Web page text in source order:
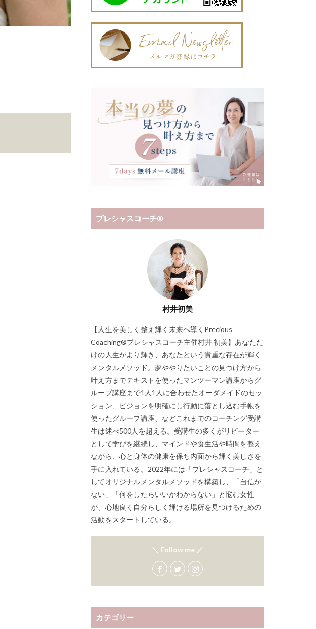
プレシャスコーチ®
村井初美
【人生を美しく整え輝く未来へ導くPrecious
Coaching®プレシャスコーチ主催村井 初美】あなただ
けの人生がより輝き、あなたという貴重な存在が輝く
メンタルメソッド。夢ややりたいことの見つけ方から
叶え方までテキストを使ったマンツーマン講座からグ
ループ講座まで1人1人に合わせたオーダメイドのセッ
ション、ビジョンを明確にし行動に落とし込む手帳を
使ったグループ講座、などこれまでのコーチング受講
生は述べ500人を超える。受講生の多くがリピーター
として学びを継続し、マインドや食生活や時間を整え
ながら、心と身体の健康を保ち内面から輝く美しさを
手に入れている。2022年には「プレシャスコーチ」と
してオリジナルメンタルメソッドを構築し、「自信が
ない」「何をしたらいいかわからない」と悩む女性
が、心地良く自分らしく輝ける場所を見つけるための
活動をスタートしている。
＼ Follow me ／
カテゴリー